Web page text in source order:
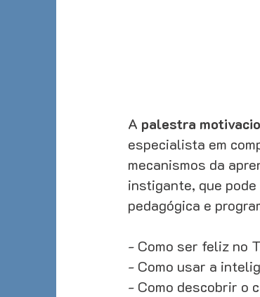
A palestra
especialista em
mecanismos da
instigante, que
pedagógica e
- Como ser feliz no
- Como usar a
- Como descobrir o